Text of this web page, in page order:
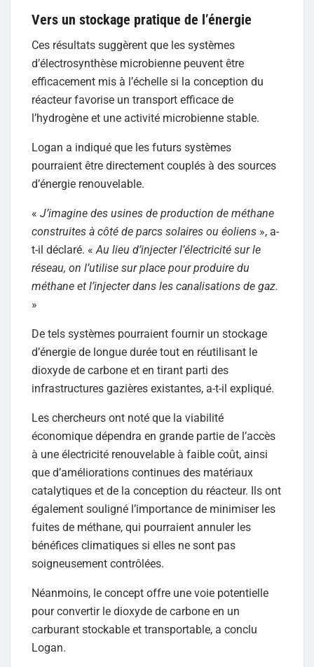
Vers un stockage pratique de l’énergie
Ces résultats suggèrent que les systèmes
d’électrosynthèse microbienne peuvent être
efficacement mis à l’échelle si la conception du
réacteur favorise un transport efficace de
l’hydrogène et une activité microbienne stable.
Logan a indiqué que les futurs systèmes
pourraient être directement couplés à des sources
d’énergie renouvelable.
« J’imagine des usines de production de méthane
construites à côté de parcs solaires ou éoliens », a-
t-il déclaré. « Au lieu d’injecter l’électricité sur le
réseau, on l’utilise sur place pour produire du
méthane et l’injecter dans les canalisations de gaz.
»
De tels systèmes pourraient fournir un stockage
d’énergie de longue durée tout en réutilisant le
dioxyde de carbone et en tirant parti des
infrastructures gazières existantes, a-t-il expliqué.
Les chercheurs ont noté que la viabilité
économique dépendra en grande partie de l’accès
à une électricité renouvelable à faible coût, ainsi
que d’améliorations continues des matériaux
catalytiques et de la conception du réacteur. Ils ont
également souligné l’importance de minimiser les
fuites de méthane, qui pourraient annuler les
bénéfices climatiques si elles ne sont pas
soigneusement contrôlées.
Néanmoins, le concept offre une voie potentielle
pour convertir le dioxyde de carbone en un
carburant stockable et transportable, a conclu
Logan.